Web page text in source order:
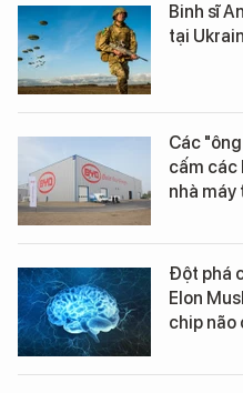
Binh sĩ
tại
Các
cấm các
nhà máy
Đột phá
Elon
chip não